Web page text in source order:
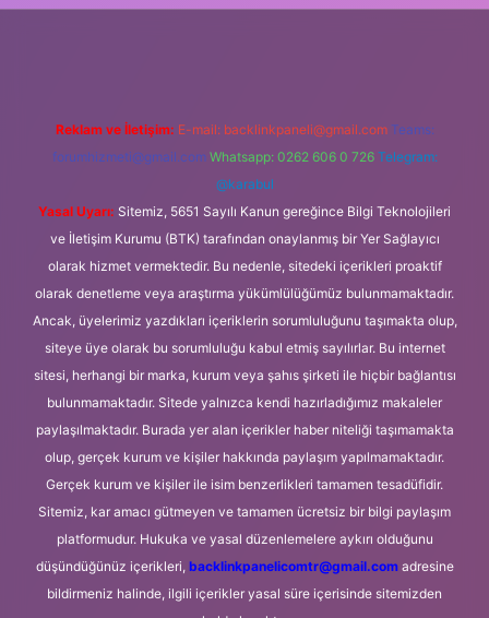
Reklam ve İletişim: E-mail: backlinkpaneli@gmail.com Teams:
forumhizmeti@gmail.com Whatsapp: 0262 606 0 726 Telegram:
@karabul
Yasal Uyarı: Sitemiz, 5651 Sayılı Kanun gereğince Bilgi Teknolojileri
ve İletişim Kurumu (BTK) tarafından onaylanmış bir Yer Sağlayıcı
olarak hizmet vermektedir. Bu nedenle, sitedeki içerikleri proaktif
olarak denetleme veya araştırma yükümlülüğümüz bulunmamaktadır.
Ancak, üyelerimiz yazdıkları içeriklerin sorumluluğunu taşımakta olup,
siteye üye olarak bu sorumluluğu kabul etmiş sayılırlar. Bu internet
sitesi, herhangi bir marka, kurum veya şahıs şirketi ile hiçbir bağlantısı
bulunmamaktadır. Sitede yalnızca kendi hazırladığımız makaleler
paylaşılmaktadır. Burada yer alan içerikler haber niteliği taşımamakta
olup, gerçek kurum ve kişiler hakkında paylaşım yapılmamaktadır.
Gerçek kurum ve kişiler ile isim benzerlikleri tamamen tesadüfidir.
Sitemiz, kar amacı gütmeyen ve tamamen ücretsiz bir bilgi paylaşım
platformudur. Hukuka ve yasal düzenlemelere aykırı olduğunu
düşündüğünüz içerikleri, backlinkpanelicomtr@gmail.comadresine
bildirmeniz halinde, ilgili içerikler yasal süre içerisinde sitemizden